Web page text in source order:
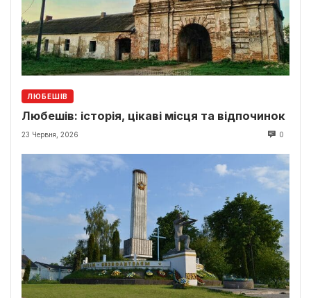
ЛЮБЕШІВ
Любешів: історія, цікаві місця та відпочинок
23 Червня, 2026 0